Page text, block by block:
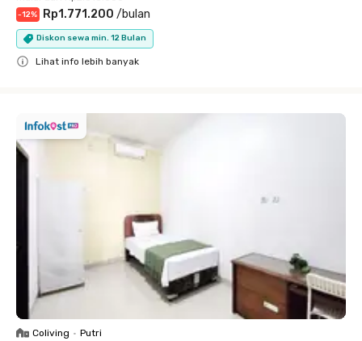
-12% Rp1.771.200 /bulan
Diskon sewa min. 12 Bulan
Lihat info lebih banyak
Coliving • Putri